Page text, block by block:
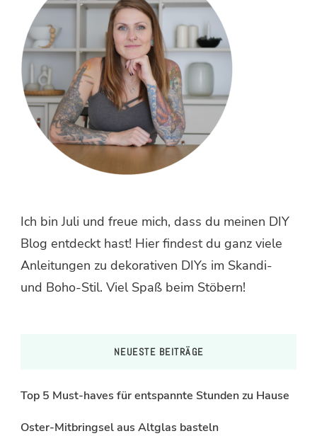
Ich bin Juli und freue mich, dass du meinen DIY
Blog entdeckt hast! Hier findest du ganz viele
Anleitungen zu dekorativen DIYs im Skandi-
und Boho-Stil. Viel Spaß beim Stöbern!
NEUESTE BEITRÄGE
Top 5 Must-haves für entspannte Stunden zu Hause
Oster-Mitbringsel aus Altglas basteln